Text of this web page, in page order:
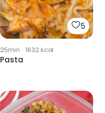
5
25min · 1632kcal
Pasta